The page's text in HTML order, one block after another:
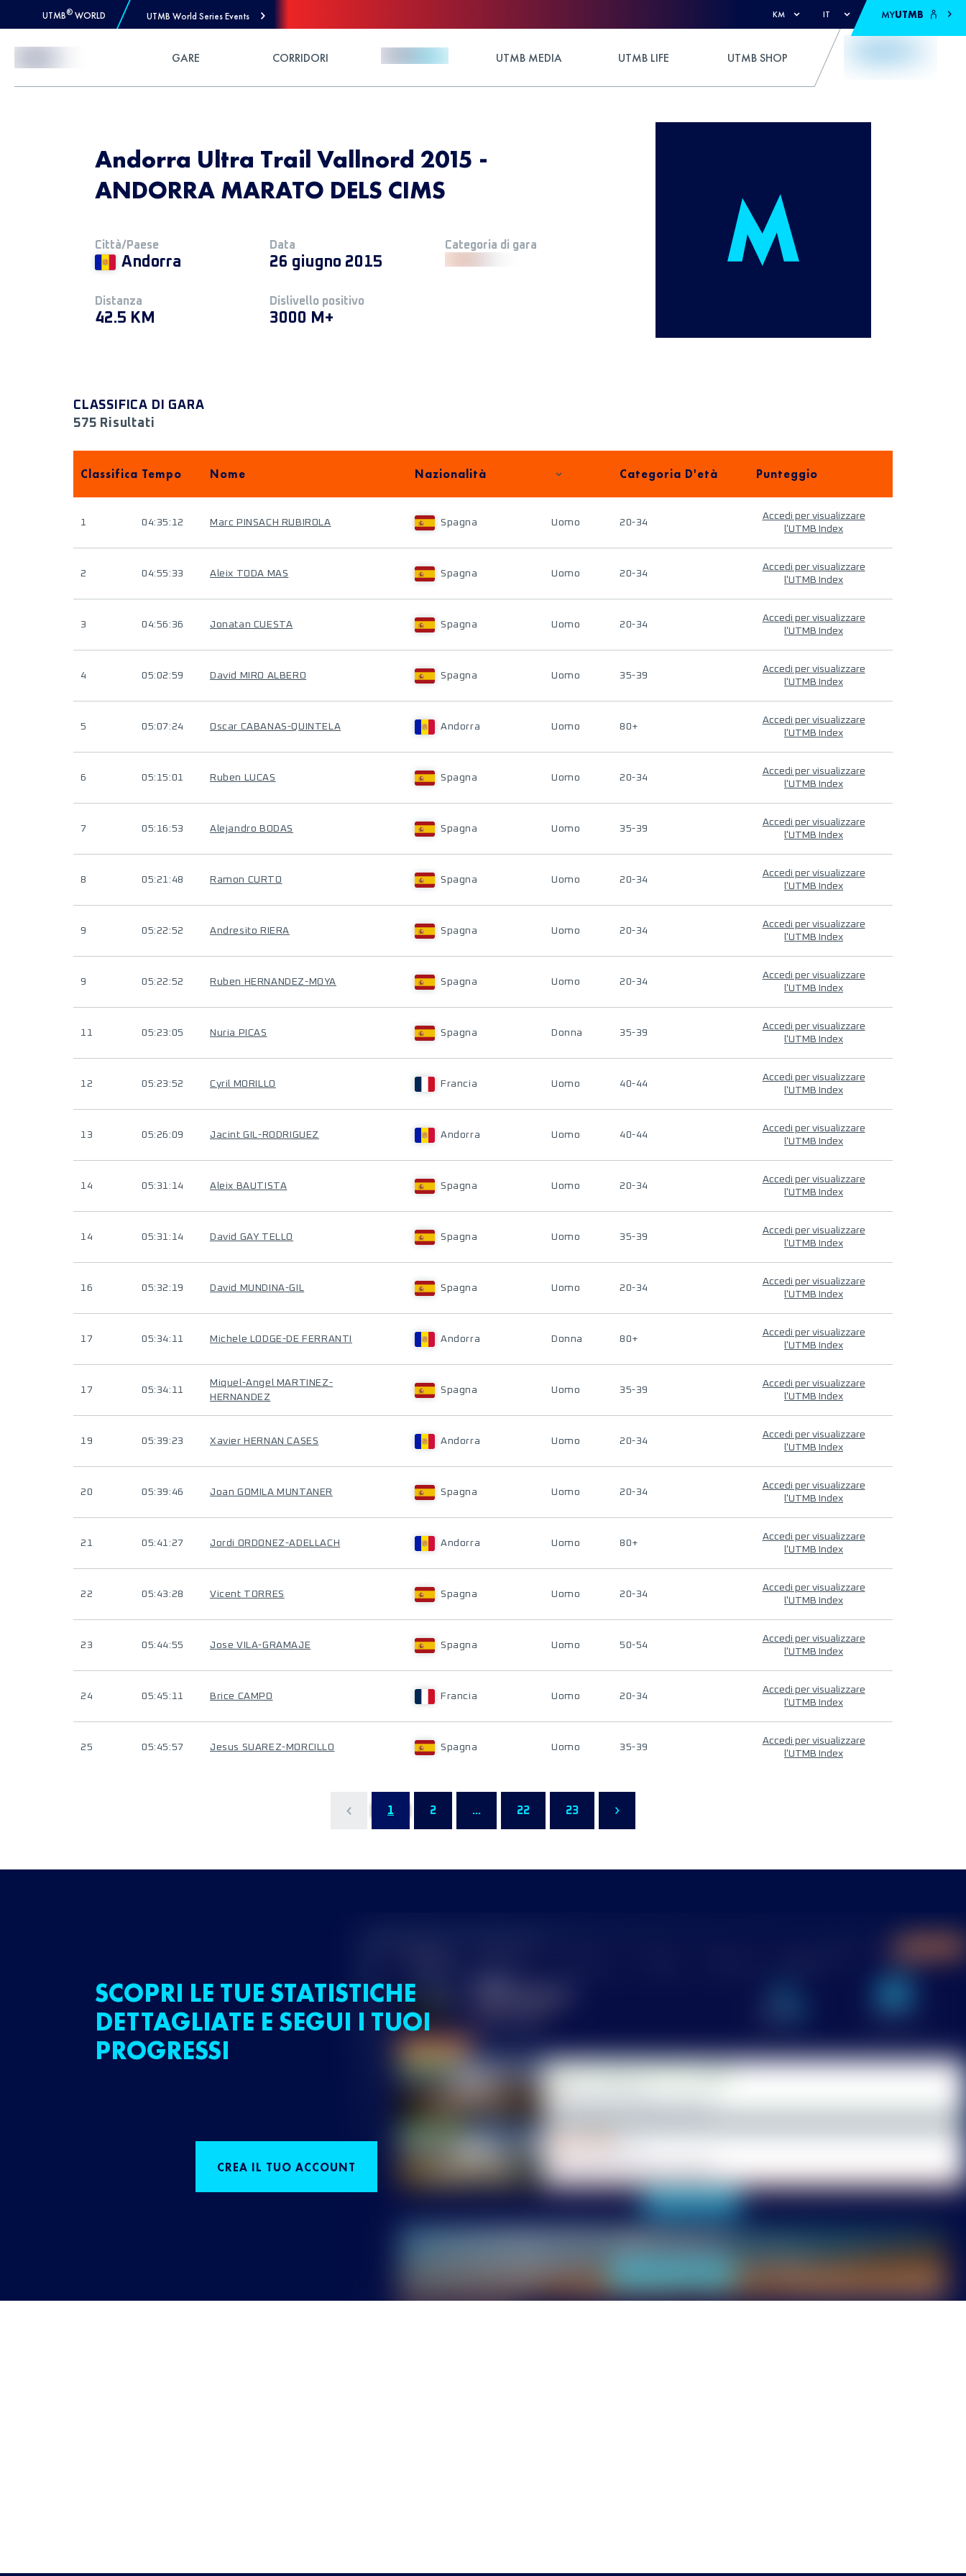
UTMB® WORLD UTMB World Series Events KM IT MYUTMB
GARE CORRIDORI UTMB MEDIA UTMB LIFE UTMB SHOP
Andorra Ultra Trail Vallnord 2015 -
ANDORRA MARATO DELS CIMS
Città/Paese
Andorra
Data
26 giugno 2015
Categoria di gara
Distanza
42.5 KM
Dislivello positivo
3000 M+
CLASSIFICA DI GARA
575 Risultati
Classifica Tempo Nome Nazionalità Categoria D'età Punteggio
1 04:35:12 Marc PINSACH RUBIROLA Spagna Uomo 20-34
Accedi per visualizzare
l'UTMB Index
2 04:55:33 Aleix TODA MAS Spagna Uomo 20-34
Accedi per visualizzare
l'UTMB Index
3 04:56:36 Jonatan CUESTA Spagna Uomo 20-34
Accedi per visualizzare
l'UTMB Index
4 05:02:59 David MIRO ALBERO Spagna Uomo 35-39
Accedi per visualizzare
l'UTMB Index
5 05:07:24 Oscar CABANAS-QUINTELA Andorra Uomo 80+
Accedi per visualizzare
l'UTMB Index
6 05:15:01 Ruben LUCAS Spagna Uomo 20-34
Accedi per visualizzare
l'UTMB Index
7 05:16:53 Alejandro BODAS Spagna Uomo 35-39
Accedi per visualizzare
l'UTMB Index
8 05:21:48 Ramon CURTO Spagna Uomo 20-34
Accedi per visualizzare
l'UTMB Index
9 05:22:52 Andresito RIERA Spagna Uomo 20-34
Accedi per visualizzare
l'UTMB Index
9 05:22:52 Ruben HERNANDEZ-MOYA Spagna Uomo 20-34
Accedi per visualizzare
l'UTMB Index
11 05:23:05 Nuria PICAS Spagna Donna 35-39
Accedi per visualizzare
l'UTMB Index
12 05:23:52 Cyril MORILLO Francia Uomo 40-44
Accedi per visualizzare
l'UTMB Index
13 05:26:09 Jacint GIL-RODRIGUEZ Andorra Uomo 40-44
Accedi per visualizzare
l'UTMB Index
14 05:31:14 Aleix BAUTISTA Spagna Uomo 20-34
Accedi per visualizzare
l'UTMB Index
14 05:31:14 David GAY TELLO Spagna Uomo 35-39
Accedi per visualizzare
l'UTMB Index
16 05:32:19 David MUNDINA-GIL Spagna Uomo 20-34
Accedi per visualizzare
l'UTMB Index
17 05:34:11 Michele LODGE-DE FERRANTI Andorra Donna 80+
Accedi per visualizzare
l'UTMB Index
17 05:34:11
Miquel-Angel MARTINEZ-
HERNANDEZ
Spagna Uomo 35-39
Accedi per visualizzare
l'UTMB Index
19 05:39:23 Xavier HERNAN CASES Andorra Uomo 20-34
Accedi per visualizzare
l'UTMB Index
20 05:39:46 Joan GOMILA MUNTANER Spagna Uomo 20-34
Accedi per visualizzare
l'UTMB Index
21 05:41:27 Jordi ORDONEZ-ADELLACH Andorra Uomo 80+
Accedi per visualizzare
l'UTMB Index
22 05:43:28 Vicent TORRES Spagna Uomo 20-34
Accedi per visualizzare
l'UTMB Index
23 05:44:55 Jose VILA-GRAMAJE Spagna Uomo 50-54
Accedi per visualizzare
l'UTMB Index
24 05:45:11 Brice CAMPO Francia Uomo 20-34
Accedi per visualizzare
l'UTMB Index
25 05:45:57 Jesus SUAREZ-MORCILLO Spagna Uomo 35-39
Accedi per visualizzare
l'UTMB Index
1 2 ... 22 23
SCOPRI LE TUE STATISTICHE
DETTAGLIATE E SEGUI I TUOI
PROGRESSI
CREA IL TUO ACCOUNT